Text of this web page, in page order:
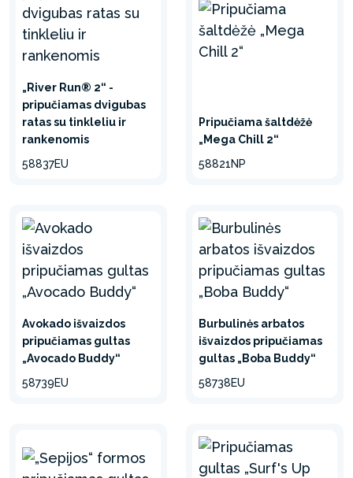
„River Run® 2“ -
pripučiamas dvigubas
ratas su tinkleliu ir
rankenomis
58837EU
Pripučiama šaltdėžė
„Mega Chill 2“
58821NP
Avokado išvaizdos
pripučiamas gultas
„Avocado Buddy“
58739EU
Burbulinės arbatos
išvaizdos pripučiamas
gultas „Boba Buddy“
58738EU